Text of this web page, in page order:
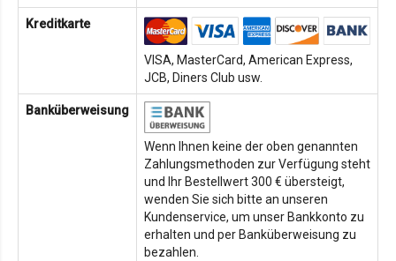
Kreditkarte
VISA, MasterCard, American Express,
JCB, Diners Club usw.
Banküberweisung
Wenn Ihnen keine der oben genannten
Zahlungsmethoden zur Verfügung steht
und Ihr Bestellwert 300 € übersteigt,
wenden Sie sich bitte an unseren
Kundenservice, um unser Bankkonto zu
erhalten und per Banküberweisung zu
bezahlen.